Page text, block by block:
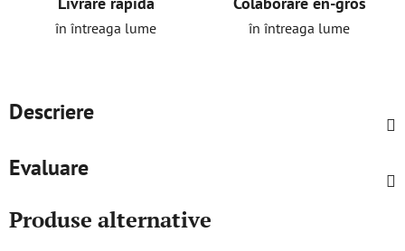
în întreaga lume în întreaga lume
Descriere
Evaluare
Produse alternative